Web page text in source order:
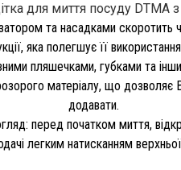
для миття посуду DTMA
та насадками скоротить
яка полегшує її
пляшечками, губками та
матеріалу, що дозволяє
додавати.
перед початком миття,
легким натисканням